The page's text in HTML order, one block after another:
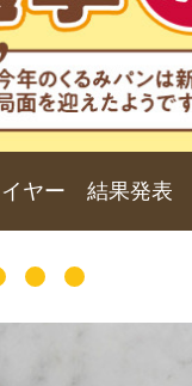
イヤー 結果発表